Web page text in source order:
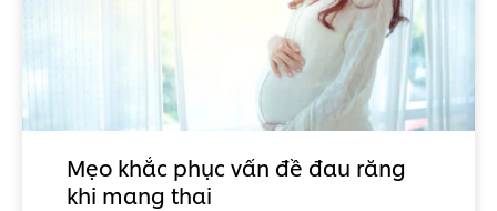
Mẹo khắc phục vấn đề đau răng
khi mang thai